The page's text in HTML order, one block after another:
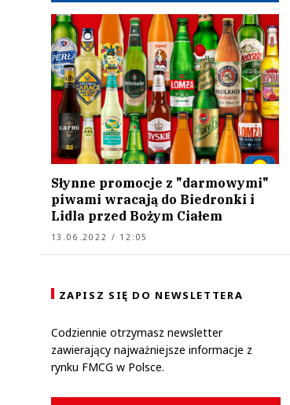
Słynne promocje z "darmowymi"
piwami wracają do Biedronki i
Lidla przed Bożym Ciałem
13.06.2022 / 12:05
ZAPISZ SIĘ DO NEWSLETTERA
Codziennie otrzymasz newsletter
zawierający najważniejsze informacje z
rynku FMCG w Polsce.